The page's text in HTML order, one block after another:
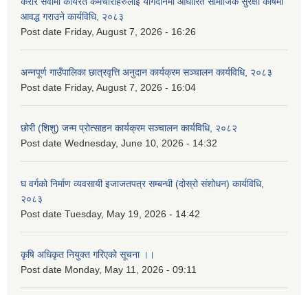
आवद्ध गराउने कार्यविधि, २०८३
Post date Friday, August 7, 2026 - 16:26
अन्नपूर्ण गाउँपालिका छात्रवृत्ति अनुदान कार्यक्रम सञ्चालन कार्यविधि, २०८३
Post date Friday, August 7, 2026 - 16:04
छोरी (शिशु) जन्म प्रोत्साहन कार्यक्रम सञ्चालन कार्यविधि, २०८२
Post date Wednesday, June 10, 2026 - 14:32
घ वर्गको निर्माण व्यवसायी इजाजतपत्र सम्बन्धी (दोस्रो संशोधन) कार्यविधि,
२०८३
Post date Tuesday, May 19, 2026 - 14:42
कृषि अधिकृत नियुक्त गरिएको सूचना ।।
Post date Monday, May 11, 2026 - 09:11